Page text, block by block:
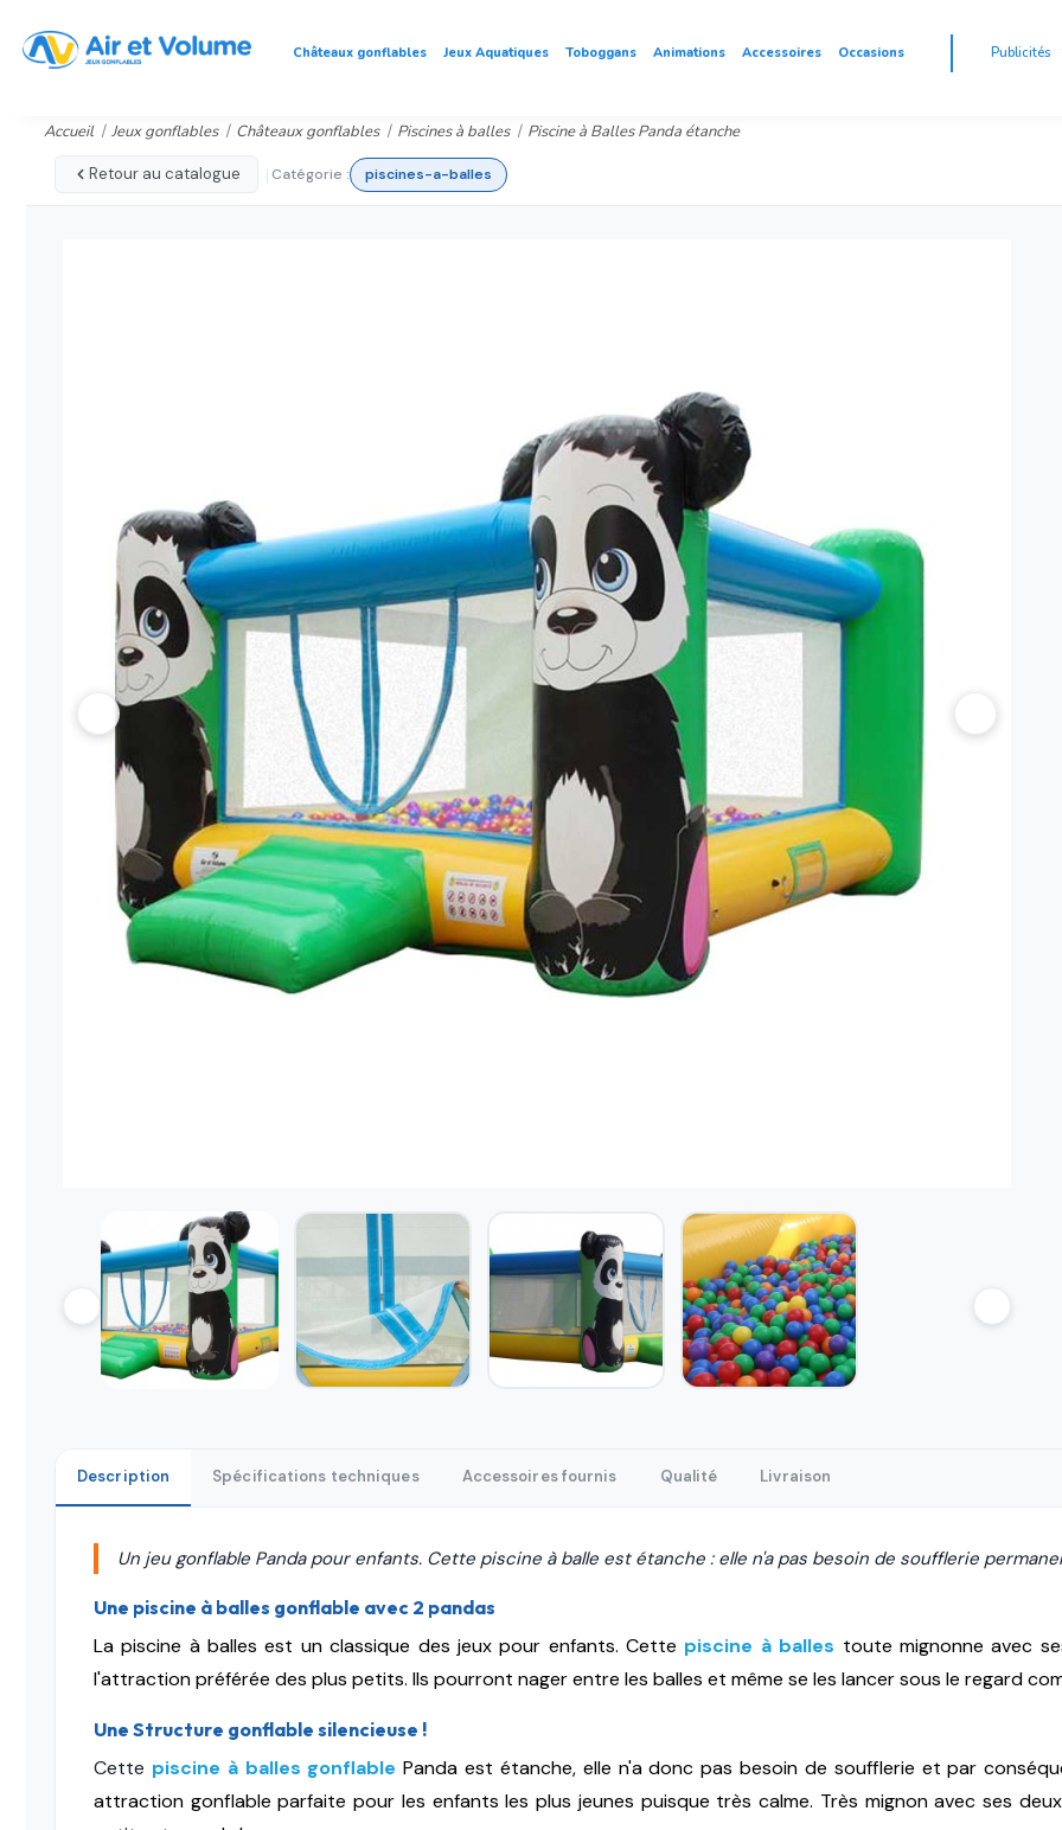
Châteaux gonflables Jeux Aquatiques Toboggans Animations Accessoires Occasions Publicités
Accueil Jeux gonflables Châteaux gonflables Piscines à balles Piscine à Balles Panda étanche
Retour au catalogue Catégorie : piscines-a-balles
Description Spécifications techniques Accessoires fournis Qualité Livraison
Un jeu gonflable Panda pour enfants. Cette piscine à balle est étanche : elle n'a pas besoin de soufflerie
Une piscine à balles gonflable avec 2 pandas
La piscine à balles est un classique des jeux pour enfants. Cette piscine à balles toute mignonne avec
l'attraction préférée des plus petits. Ils pourront nager entre les balles et même se les lancer sous le regard
Une Structure gonflable silencieuse !
Cette piscine à balles gonflable Panda est étanche, elle n'a donc pas besoin de soufflerie et par
attraction gonflable parfaite pour les enfants les plus jeunes puisque très calme. Très mignon avec ses